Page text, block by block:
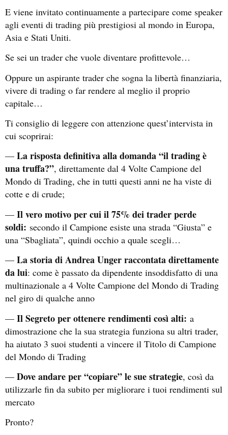
E viene invitato continuamente a partecipare come speaker
agli eventi di trading più prestigiosi al mondo in Europa,
Asia e Stati Uniti.
Se sei un trader che vuole diventare profittevole…
Oppure un aspirante trader che sogna la libertà finanziaria,
vivere di trading o far rendere al meglio il proprio
capitale…
Ti consiglio di leggere con attenzione quest’intervista in
cui scoprirai:
— La risposta definitiva alla domanda “il trading è
una truffa?”, direttamente dal 4 Volte Campione del
Mondo di Trading, che in tutti questi anni ne ha viste di
cotte e di crude;
— Il vero motivo per cui il 75% dei trader perde
soldi: secondo il Campione esiste una strada “Giusta” e
una “Sbagliata”, quindi occhio a quale scegli…
— La storia di Andrea Unger raccontata direttamente
da lui: come è passato da dipendente insoddisfatto di una
multinazionale a 4 Volte Campione del Mondo di Trading
nel giro di qualche anno
— Il Segreto per ottenere rendimenti così alti: a
dimostrazione che la sua strategia funziona su altri trader,
ha aiutato 3 suoi studenti a vincere il Titolo di Campione
del Mondo di Trading
— Dove andare per “copiare” le sue strategie, così da
utilizzarle fin da subito per migliorare i tuoi rendimenti sul
mercato
Pronto?